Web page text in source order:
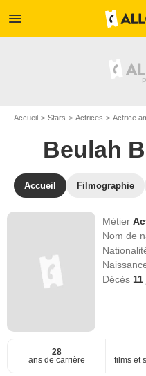
menu
Accueil Stars Actrices Actrice
Beulah
Accueil Filmographie
Métier
Nom de
Décès
28
ans de carrière
films et